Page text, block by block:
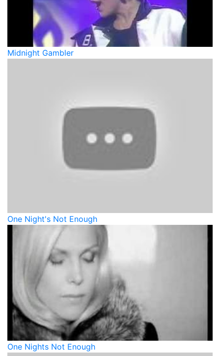
Midnight Gambler
One Night's Not Enough
One Nights Not Enough